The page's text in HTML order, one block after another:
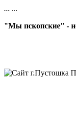
... ...
"Мы пскопские" -